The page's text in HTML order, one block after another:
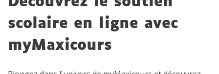
scolaire en ligne avec
myMaxicours